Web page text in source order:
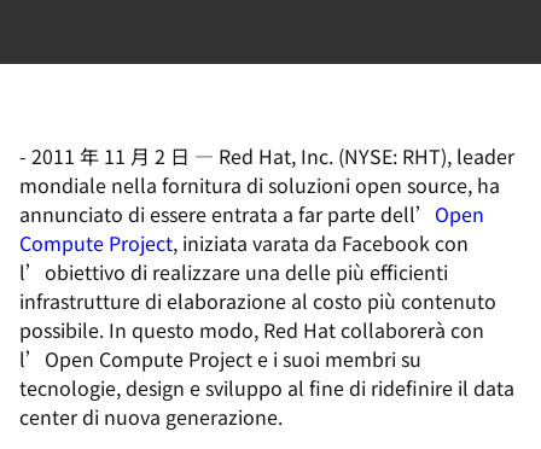
- 2011 年 11 月 2 日 — Red Hat, Inc. (NYSE: RHT), leader
mondiale nella fornitura di soluzioni open source, ha
annunciato di essere entrata a far parte dell’ Open
Compute Project, iniziata varata da Facebook con
l’obiettivo di realizzare una delle più efficienti
infrastrutture di elaborazione al costo più contenuto
possibile. In questo modo, Red Hat collaborerà con
l’Open Compute Project e i suoi membri su
tecnologie, design e sviluppo al fine di ridefinire il data
center di nuova generazione.